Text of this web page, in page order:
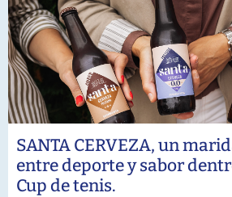
SANTA CERVEZA, un
entre deporte y sabor
Cup de tenis.